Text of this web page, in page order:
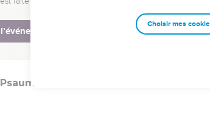
commettrai pas de grands péchés.
15 Fais bon accueil aux paroles de ma bouche
Psaumes
Choisir mes